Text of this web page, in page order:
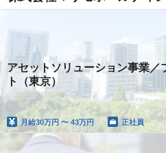
アセットソリューション事業／
ト（東京）
月給30万円 〜 43万円 正社員